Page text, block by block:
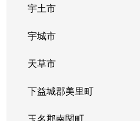
宇土市
宇城市
天草市
下益城郡美里町
玉名郡南関町